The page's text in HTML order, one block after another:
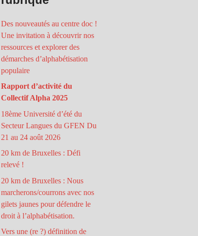
Des nouveautés au centre doc !
Une invitation à découvrir nos
ressources et explorer des
démarches d’alphabétisation
populaire
Rapport d’activité du
Collectif Alpha 2025
18ème Université d’été du
Secteur Langues du GFEN Du
21 au 24 août 2026
20 km de Bruxelles : Défi
relevé !
20 km de Bruxelles : Nous
marcherons/courrons avec nos
gilets jaunes pour défendre le
droit à l’alphabétisation.
Vers une (re ?) définition de